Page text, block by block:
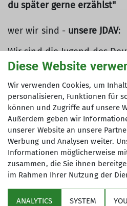
du später gerne erzählst"
wer wir sind - unsere JDAV:
Wir sind die Jugend des
und kletterbegeisterte
In der Sektion Kassel
70
Kinder, Jugendliche und
Trainings-
und Leistungsgruppen,
In unseren
Diese Website
Wir verwenden Cookies, um
personalisieren, Funktionen für
können und Zugriffe auf unsere
Außerdem geben wir
unserer Website an unsere
Werbung und Analysen weiter.
Informationen möglicherweise
zusammen, die Sie ihnen
im Rahmen Ihrer Nutzung der
ANALYTICS SYSTEM